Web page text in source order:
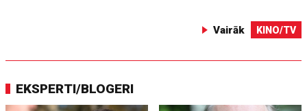
Vairāk KINO/TV
EKSPERTI/BLOGERI